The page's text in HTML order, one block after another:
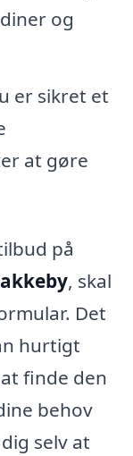
og
er sikret et
at gøre
på
, skal
Det
hurtigt
finde den
behov
selv at